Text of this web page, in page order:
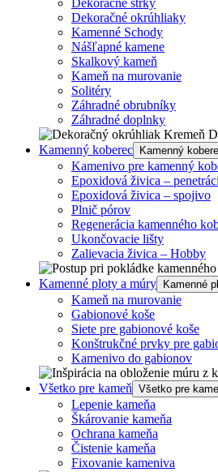
Dekoračné štrky
Dekoračné okrúhliaky
Kamenné Schody
Nášľapné kamene
Skalkový kameň
Kameň na murovanie
Solitéry
Záhradné obrubníky
Záhradné doplnky
Kamenný koberec Kamenný
Kamenivo pre kamenný
Epoxidová živica –
Epoxidová živica – spojivo
Plnič pórov
Regenerácia kamenného
Ukončovacie lišty
Zalievacia živica – Hobby
Kamenné ploty a múry Kamenné
Kameň na murovanie
Gabionové koše
Siete pre gabionové koše
Konštrukčné prvky pre
Kamenivo do gabionov
Všetko pre kameň Všetko pre
Lepenie kameňa
Škárovanie kameňa
Ochrana kameňa
Čistenie kameňa
Fixovanie kameniva